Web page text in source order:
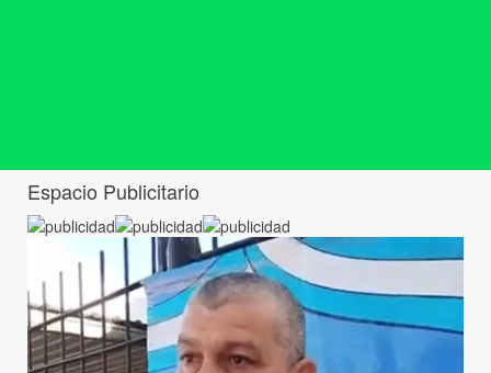
Espacio Publicitario